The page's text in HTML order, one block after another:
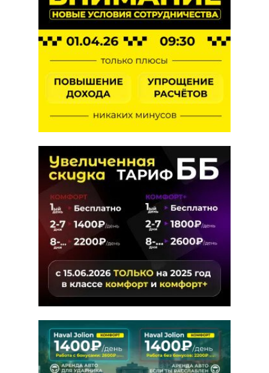
Аренда Kia K5 III для работы в
КЛАСС: КОМФОРТ+
Седан